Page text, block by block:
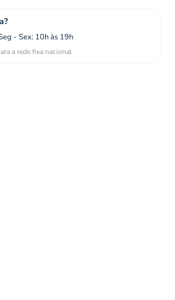
- Sex: 10h às 19h
a rede fixa nacional